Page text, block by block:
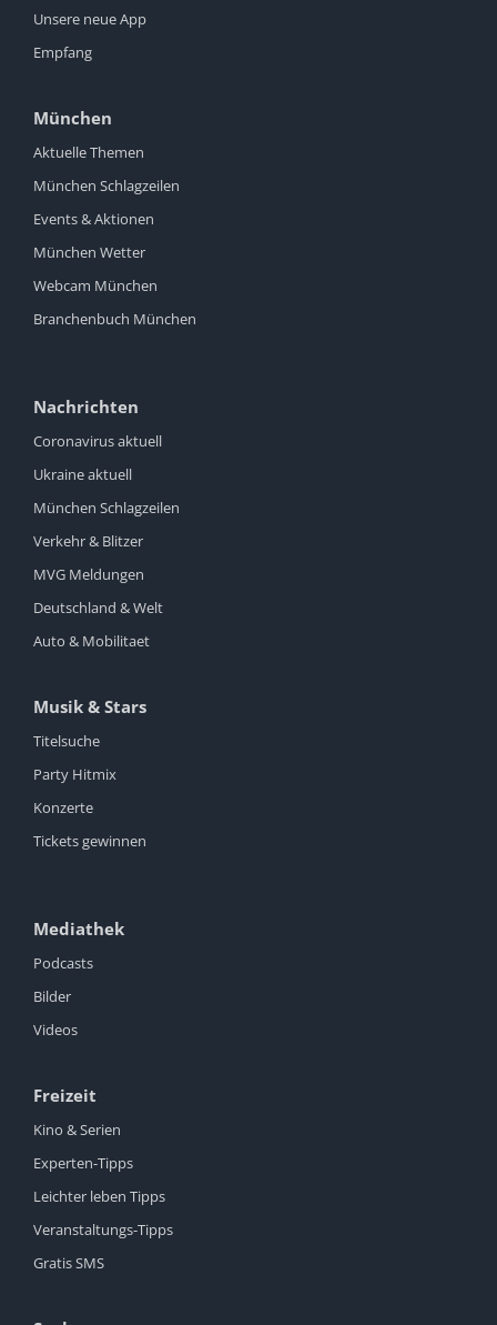
Unsere neue App
Empfang
München
Aktuelle Themen
München Schlagzeilen
Events & Aktionen
München Wetter
Webcam München
Branchenbuch München
Nachrichten
Coronavirus aktuell
Ukraine aktuell
München Schlagzeilen
Verkehr & Blitzer
MVG Meldungen
Deutschland & Welt
Auto & Mobilitaet
Musik & Stars
Titelsuche
Party Hitmix
Konzerte
Tickets gewinnen
Mediathek
Podcasts
Bilder
Videos
Freizeit
Kino & Serien
Experten-Tipps
Leichter leben Tipps
Veranstaltungs-Tipps
Gratis SMS